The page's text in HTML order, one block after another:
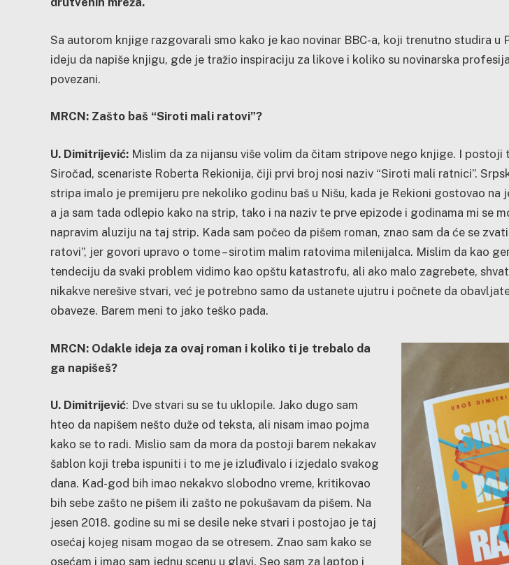
Sa autorom knjige razgovarali smo kako je kao novinar BBC-a, koji trenutno studira u
ideju da napiše knjigu, gde je tražio inspiraciju za likove i koliko su novinarska
povezani.
MRCN: Zašto baš “Siroti mali ratovi”?
U. Dimitrijević: Mislim da za nijansu više volim da čitam stripove nego knjige. I
Siročad, scenariste Roberta Rekionija, čiji prvi broj nosi naziv “Siroti mali ratnici”.
stripa imalo je premijeru pre nekoliko godinu baš u Nišu, kada je Rekioni gostovao na
a ja sam tada odlepio kako na strip, tako i na naziv te prve epizode i godinama mi se
napravim aluziju na taj strip. Kada sam počeo da pišem roman, znao sam da će se
ratovi”, jer govori upravo o tome – sirotim malim ratovima milenijalca. Mislim da kao
tendeciju da svaki problem vidimo kao opštu katastrofu, ali ako malo zagrebete,
nikakve nerešive stvari, već je potrebno samo da ustanete ujutru i počnete da
obaveze. Barem meni to jako teško pada.
MRCN: Odakle ideja za ovaj roman i koliko ti je trebalo da
ga napišeš?
U. Dimitrijević: Dve stvari su se tu uklopile. Jako dugo sam
hteo da napišem nešto duže od teksta, ali nisam imao pojma
kako se to radi. Mislio sam da mora da postoji barem nekakav
šablon koji treba ispuniti i to me je izluđivalo i izjedalo svakog
dana. Kad-god bih imao nekakvo slobodno vreme, kritikovao
bih sebe zašto ne pišem ili zašto ne pokušavam da pišem. Na
jesen 2018. godine su mi se desile neke stvari i postojao je taj
osećaj kojeg nisam mogao da se otresem. Znao sam kako se
osećam i imao sam jednu scenu u glavi. Seo sam za laptop i